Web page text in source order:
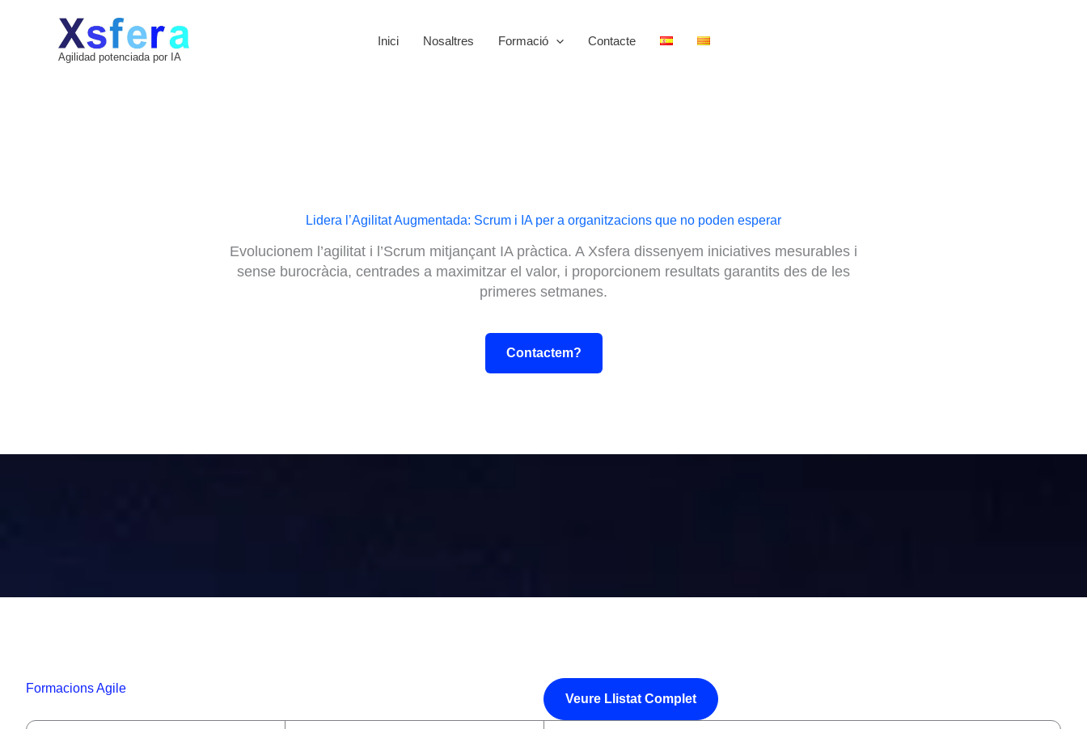
Agilidad potenciada por IA
Inici Nosaltres Formació Contacte
Lidera l’Agilitat Augmentada: Scrum i IA per a organitzacions que no poden esperar
Evolucionem l’agilitat i l’Scrum mitjançant IA pràctica. A Xsfera dissenyem iniciatives mesurables i
sense burocràcia, centrades a maximitzar el valor, i proporcionem resultats garantits des de les
primeres setmanes.
Contactem?
Formacions Agile
Veure Llistat Complet